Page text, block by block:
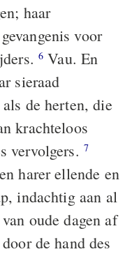
haar
voor
6 Vau. En
sieraad
de herten, die
krachteloos
vervolgers. 7
harer ellende en
indachtig aan al
oude dagen af
de hand des